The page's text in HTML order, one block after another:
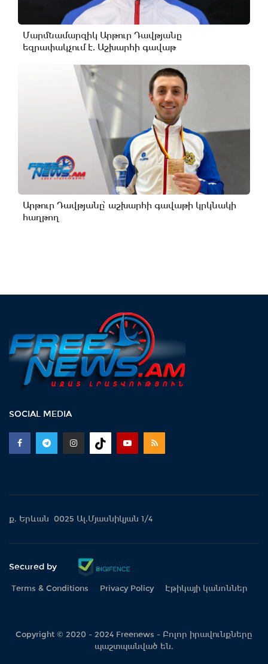
Մարմնամարզիկ Արթուր Դավթյանը
եզրափակչում է. Աշխարհի գավաթ
Արթուր Դավթյանը՝ աշխարհի գավաթի կրկնակի
հաղթող
SOCIAL MEDIA
ք. Երևան 0025 Ալ.Մյասնիկյան 1/4
Secured by
Terms & Conditions Privacy Policy Էթիկայի կանոններ
Copyright © 2020 - 2024 Freenews - Բոլոր իրավունքները
պաշտպանված են.